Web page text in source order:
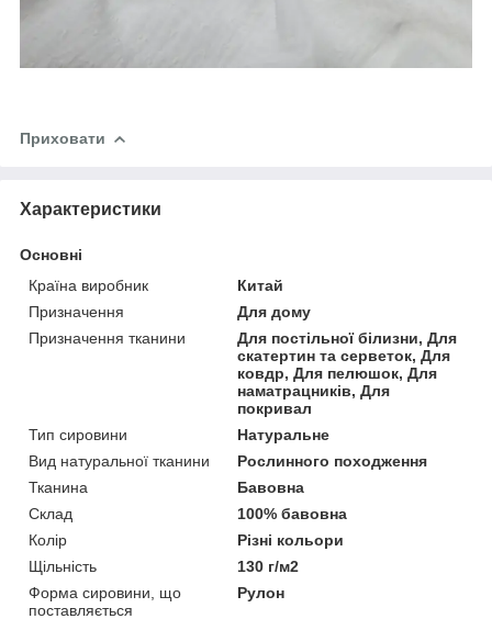
Приховати
Характеристики
Основні
Країна виробник
Китай
Призначення
Для дому
Призначення тканини
Для постільної білизни, Для
скатертин та серветок, Для
ковдр, Для пелюшок, Для
наматрацників, Для
покривал
Тип сировини
Натуральне
Вид натуральної тканини
Рослинного походження
Тканина
Бавовна
Склад
100% бавовна
Колір
Різні кольори
Щільність
130 г/м2
Форма сировини, що
поставляється
Рулон